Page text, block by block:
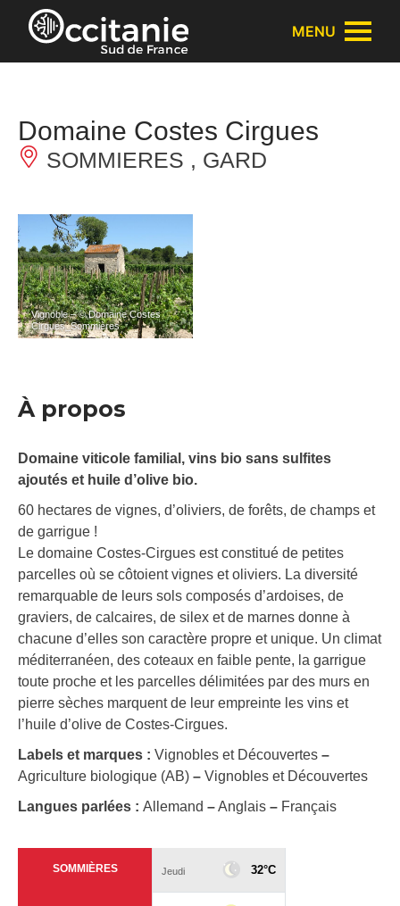
Panneau de gestion des cookies
MENU
Domaine Costes Cirgues
SOMMIERES , GARD
Vignoble – © Domaine Costes
Cirgues_Sommières
À propos
Domaine viticole familial, vins bio sans sulfites
ajoutés et huile d’olive bio.
60 hectares de vignes, d’oliviers, de forêts, de champs et
de garrigue !
Le domaine Costes-Cirgues est constitué de petites
parcelles où se côtoient vignes et oliviers. La diversité
remarquable de leurs sols composés d’ardoises, de
graviers, de calcaires, de silex et de marnes donne à
chacune d’elles son caractère propre et unique. Un climat
méditerranéen, des coteaux en faible pente, la garrigue
toute proche et les parcelles délimitées par des murs en
pierre sèches marquent de leur empreinte les vins et
l’huile d’olive de Costes-Cirgues.
Labels et marques : Vignobles et Découvertes –
Agriculture biologique (AB) – Vignobles et Découvertes
Langues parlées : Allemand –Anglais – Français